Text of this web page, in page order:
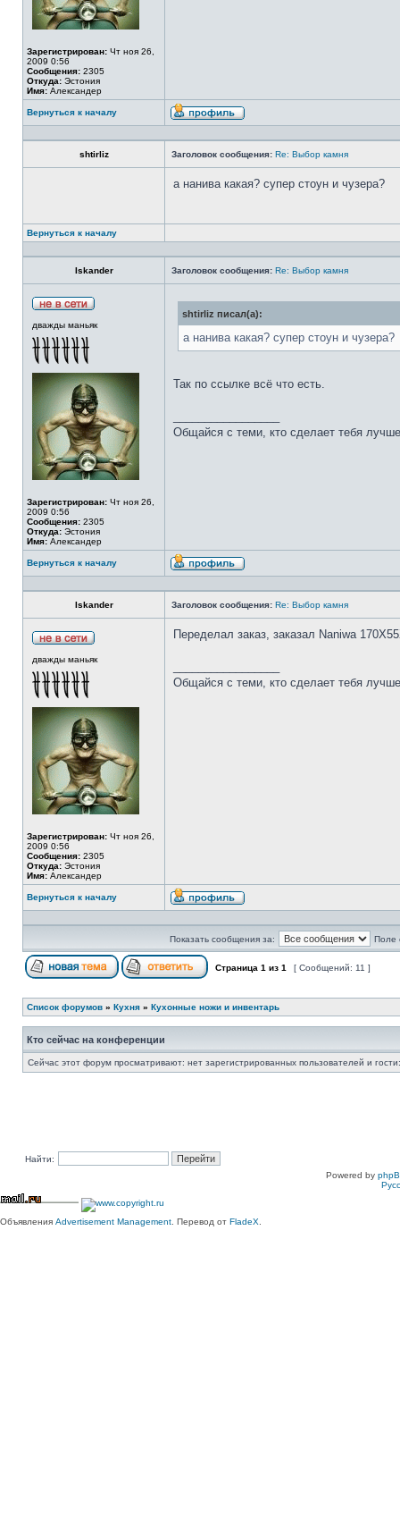
Зарегистрирован: Чт ноя 26,
2009 0:56
Сообщения: 2305
Откуда: Эстония
Имя: Александер
Вернуться к началу
shtirliz Заголовок сообщения: Re: Выбор камня
а нанива какая? супер стоун и чузера?
Вернуться к началу
Iskander Заголовок сообщения: Re: Выбор камня
дважды маньяк
Зарегистрирован: Чт ноя 26,
2009 0:56
Сообщения: 2305
Откуда: Эстония
Имя: Александер
shtirliz писал(а):
а нанива какая? супер стоун и чузера?
Так по ссылке всё что есть.
Общайся с теми, кто сделает тебя
Вернуться к началу
Iskander Заголовок сообщения: Re: Выбор камня
дважды маньяк
Зарегистрирован: Чт ноя 26,
2009 0:56
Сообщения: 2305
Откуда: Эстония
Имя: Александер
Переделал заказ, заказал Naniwa
Общайся с теми, кто сделает тебя
Вернуться к началу
Показать сообщения за: Поле
Страница 1 из 1 [ Сообщений: 11 ]
Список форумов » Кухня » Кухонные ножи и инвентарь
Кто сейчас на конференции
Сейчас этот форум просматривают: нет зарегистрированных пользователей и
Найти:
Powered by
Объявления Advertisement Management . Перевод от FladeX